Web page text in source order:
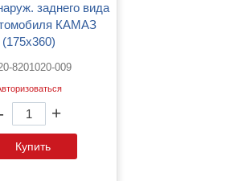
КАМАЗ
(175х360)
8201020-009
- +
Купить